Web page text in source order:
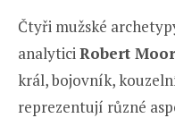
Čtyři mužské
analyticiRobert
král, bojovník,
reprezentují různé